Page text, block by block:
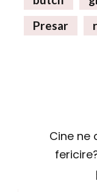
Presar
Cine ne